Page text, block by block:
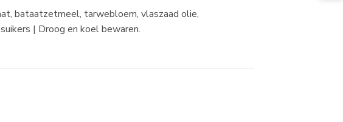
bataatzetmeel, tarwebloem, vlaszaad olie,
| Droog en koel bewaren.